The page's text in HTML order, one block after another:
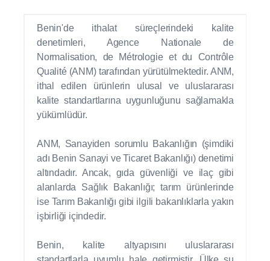
Benin'de ithalat süreçlerindeki kalite
denetimleri, Agence Nationale de
Normalisation, de Métrologie et du Contrôle
Qualité (ANM) tarafından yürütülmektedir. ANM,
ithal edilen ürünlerin ulusal ve uluslararası
kalite standartlarına uygunluğunu sağlamakla
yükümlüdür.
ANM, Sanayiden sorumlu Bakanlığın (şimdiki
adı Benin Sanayi ve Ticaret Bakanlığı) denetimi
altındadır. Ancak, gıda güvenliği ve ilaç gibi
alanlarda Sağlık Bakanlığı; tarım ürünlerinde
ise Tarım Bakanlığı gibi ilgili bakanlıklarla yakın
işbirliği içindedir.
Benin, kalite altyapısını uluslararası